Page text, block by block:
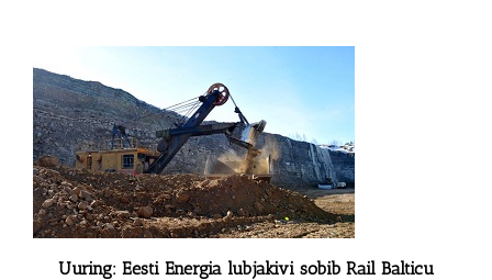
Uuring: Eesti Energia lubjakivi sobib Rail Balticu